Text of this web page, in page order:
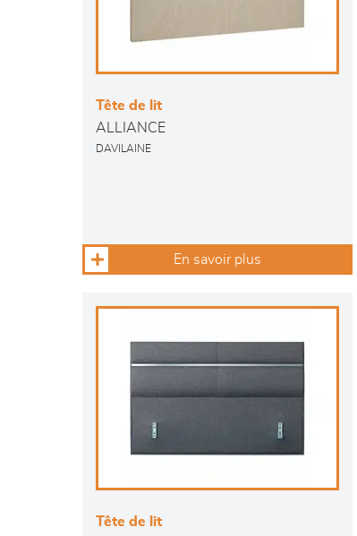
Tête de lit
ALLIANCE
DAVILAINE
En savoir plus
Tête de lit